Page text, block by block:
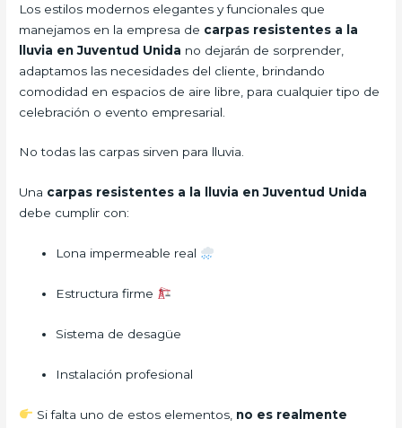
Los estilos modernos elegantes y funcionales que
manejamos en la empresa de carpas resistentes a la
lluvia en Juventud Unida no dejarán de sorprender,
adaptamos las necesidades del cliente, brindando
comodidad en espacios de aire libre, para cualquier tipo de
celebración o evento empresarial.
No todas las carpas sirven para lluvia.
Una carpas resistentes a la lluvia en Juventud Unida
debe cumplir con:
Lona impermeable real
Estructura firme
Sistema de desagüe
Instalación profesional
Si falta uno de estos elementos, no es realmente